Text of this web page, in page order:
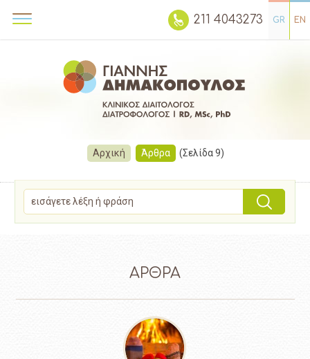
GR EN
211 4043273
Αρχική Άρθρα (Σελίδα 9)
ΑΡΘΡΑ